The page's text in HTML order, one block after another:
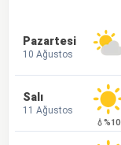
Pazartesi
10 Ağustos
Salı
11 Ağustos
💧%10